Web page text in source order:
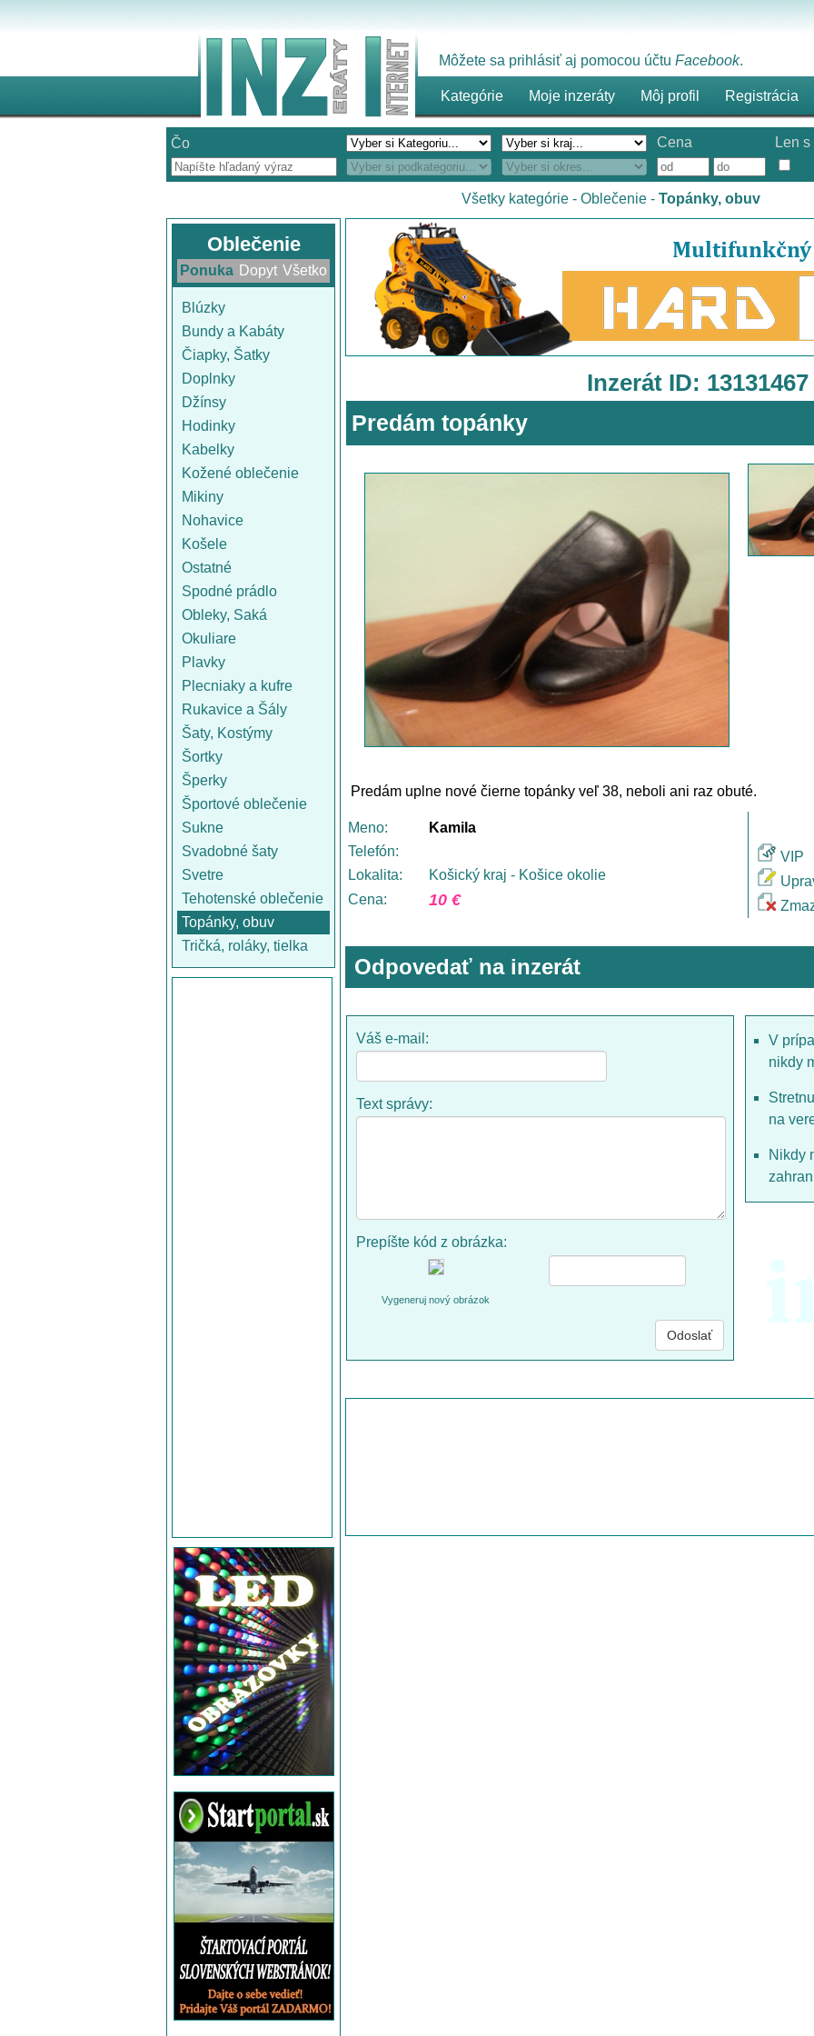
Môžete sa prihlásiť aj pomocou účtu Facebook.
Kategórie Moje inzeráty Môj profil Registrácia
Čo Cena
Len
Všetky kategórie- Oblečenie- Topánky, obuv
Oblečenie
Ponuka Dopyt Všetko
Blúzky
Bundy a Kabáty
Čiapky, Šatky
Doplnky
Džínsy
Hodinky
Kabelky
Kožené oblečenie
Mikiny
Nohavice
Košele
Ostatné
Spodné prádlo
Obleky, Saká
Okuliare
Plavky
Plecniaky a kufre
Rukavice a Šály
Šaty, Kostýmy
Šortky
Šperky
Športové oblečenie
Sukne
Svadobné šaty
Svetre
Tehotenské oblečenie
Topánky, obuv
Tričká, roláky, tielka
Inzerát ID: 13131467
Predám topánky
Predám uplne nové čierne topánky veľ 38, neboli ani raz obuté.
Meno:
Kamila
Telefón:
Lokalita:
Košický kraj - Košice okolie
Cena:
10 €
VIP
Odpovedať na inzerát
Váš e-mail:
Text správy:
Prepíšte kód z obrázka:
Vygeneruj nový obrázok
V
nikdy
na
Nikdy